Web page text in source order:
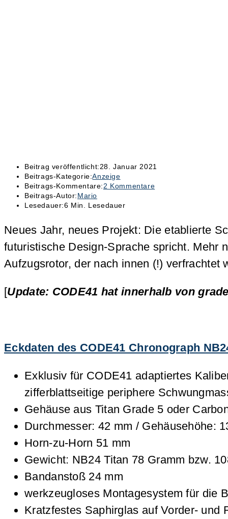
Beitrag veröffentlicht:28. Januar 2021
Beitrags-Kategorie:Anzeige
Beitrags-Kommentare:2 Kommentare
Beitrags-Autor:Mario
Lesedauer:6 Min. Lesedauer
Neues Jahr, neues Projekt: Die etablierte
futuristische Design-Sprache spricht. Mehr
Aufzugsrotor, der nach innen (!)
[Update: CODE41 hat innerhalb von
Eckdaten des CODE41 Chronograph
Exklusiv für CODE41 adaptiertes
zifferblattseitige periphere
Gehäuse aus Titan Grade 5 oder
Durchmesser: 42 mm / Gehäusehöhe:
Horn-zu-Horn 51 mm
Gewicht: NB24 Titan 78 Gramm bzw.
Bandanstoß 24 mm
werkzeugloses Montagesystem für die
Kratzfestes Saphirglas auf Vorder- und